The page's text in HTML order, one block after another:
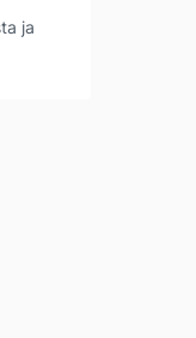
ja